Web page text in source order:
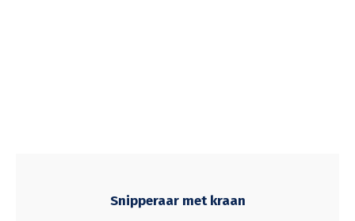
Snipperaar met kraan